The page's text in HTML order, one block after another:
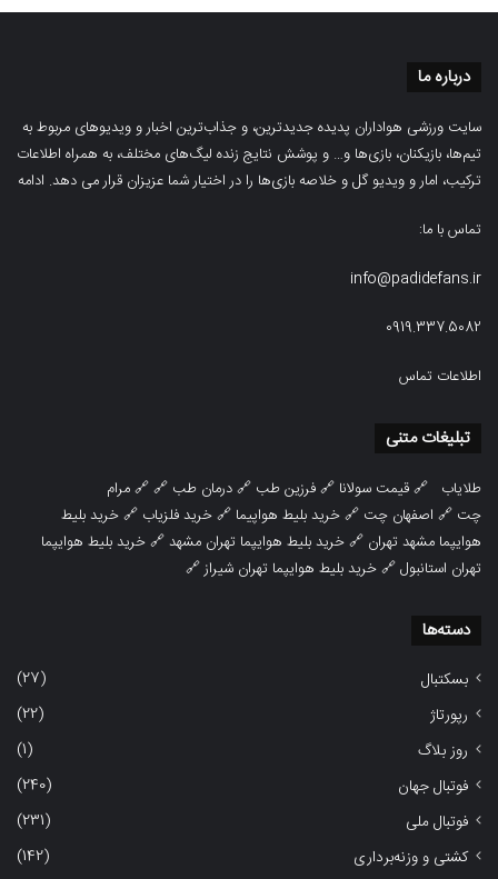
درباره ما
سایت ورزشی هواداران پدیده جدیدترین، و جذاب‌ترین اخبار و ویدیوهای مربوط به
تیم‌ها، بازیکنان، بازی‌ها و… و پوشش نتایج زنده لیگ‌های مختلف، به همراه اطلاعات
ترکیب، امار و ویدیو‌‌ گل‌ و خلاصه بازی‌ها را در اختیار شما عزیزان قرار می دهد. ادامه
تماس با ما:
info@padidefans.ir
0919.337.5082
اطلاعات تماس
تبلیغات متنی
طلایاب 🔗قیمت سولانا 🔗فرزین طب 🔗درمان طب 🔗 🔗مرام
چت 🔗 اصفهان چت 🔗خرید بلیط هواپیما 🔗خرید فلزیاب 🔗خرید بلیط
هوایپما مشهد تهران 🔗خرید بلیط هوایپما تهران مشهد🔗خرید بلیط هوایپما
تهران استانبول🔗خرید بلیط هوایپما تهران شیراز🔗
دسته‌ها
بسکتبال
(27)
رپورتاژ
(22)
روز بلاگ
(1)
فوتبال جهان
(240)
فوتبال ملی
(231)
کشتی و وزنه‌برداری
(142)